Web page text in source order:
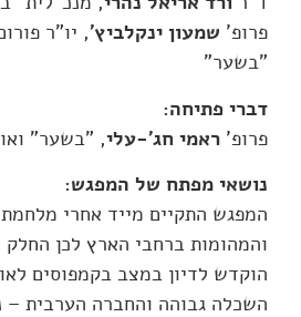
פרופ' שמעון ינקלביץ', יו"ר
"בשער"
דברי פתיחה:
פרופ' ראמי חג'-עלי, "בשער"
נושאי מפתח של המפגש:
המפגש התקיים מייד אחרי
והמהומות ברחבי הארץ לכן
הוקדש לדיון במצב בקמפוסים
השכלה גבוהה והחברה הערבית –